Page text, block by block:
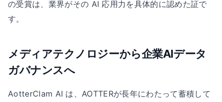
の受賞は、業界がその AI 応用力を具体的に認めた証で
す。
メディアテクノロジーから企業AIデータ
ガバナンスへ
AotterClam AI は、AOTTERが長年にわたって蓄積して